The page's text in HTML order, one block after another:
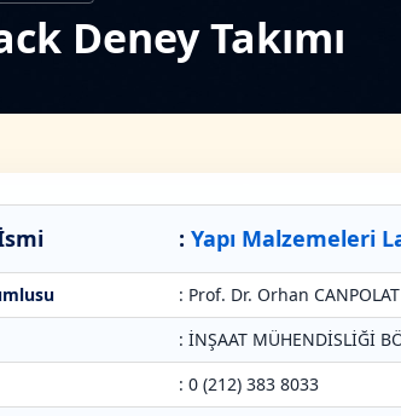
Deney Takımı
: Yapı Malzemeleri
: Prof. Dr. Orhan CANPOLAT
: İNŞAAT MÜHENDİSLİĞİ
: 0 (212) 383 8033